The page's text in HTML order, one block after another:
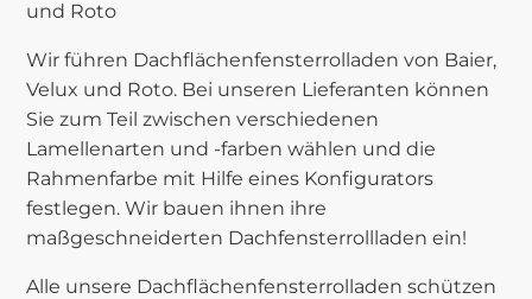
Wir führen Dachflächenfensterrolladen von Baier,
Velux und Roto. Bei unseren Lieferanten können
Sie zum Teil zwischen verschiedenen
Lamellenarten und -farben wählen und die
Rahmenfarbe mit Hilfe eines Konfigurators
festlegen. Wir bauen ihnen ihre
maßgeschneiderten Dachfensterrollladen ein!
Alle unsere Dachflächenfensterrolladen schützen